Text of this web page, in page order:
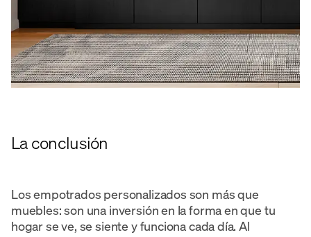
La conclusión
Los empotrados personalizados son más que
muebles: son una inversión en la forma en que tu
hogar se ve, se siente y funciona cada día. Al